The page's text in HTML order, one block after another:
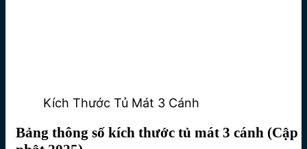
Kích Thước Tủ Mát 3 Cánh
Bảng thông số kích thước tủ mát 3 cánh (Cập